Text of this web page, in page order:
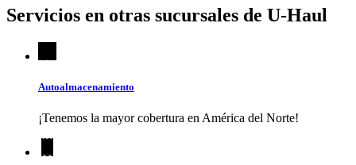
Servicios en otras sucursales de U-Haul
Autoalmacenamiento
¡Tenemos la mayor cobertura en América del Norte!